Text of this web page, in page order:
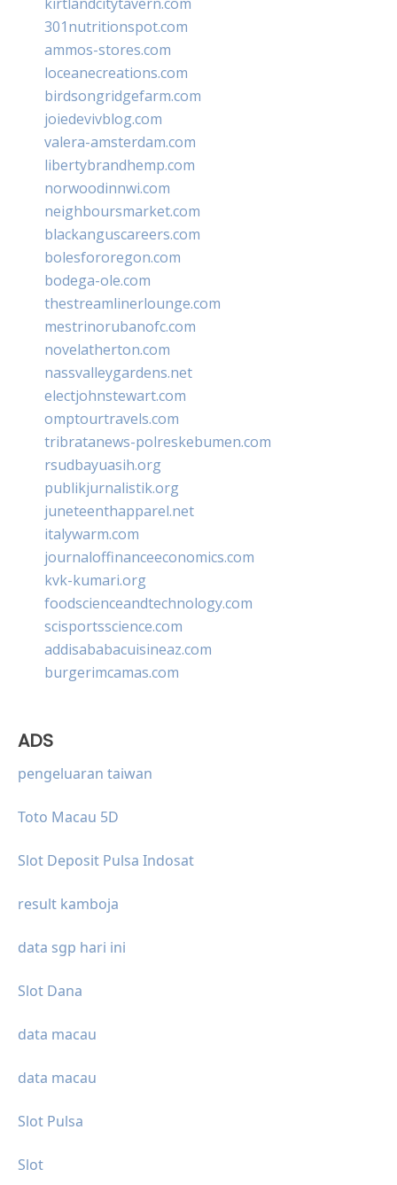
301nutritionspot.com
ammos-stores.com
loceanecreations.com
birdsongridgefarm.com
joiedevivblog.com
valera-amsterdam.com
libertybrandhemp.com
norwoodinnwi.com
neighboursmarket.com
blackanguscareers.com
bolesfororegon.com
bodega-ole.com
thestreamlinerlounge.com
mestrinorubanofc.com
novelatherton.com
nassvalleygardens.net
electjohnstewart.com
omptourtravels.com
tribratanews-polreskebumen.com
rsudbayuasih.org
publikjurnalistik.org
juneteenthapparel.net
italywarm.com
journaloffinanceeconomics.com
kvk-kumari.org
foodscienceandtechnology.com
scisportsscience.com
addisababacuisineaz.com
burgerimcamas.com
ADS
pengeluaran taiwan
Toto Macau 5D
Slot Deposit Pulsa Indosat
result kamboja
data sgp hari ini
Slot Dana
data macau
data macau
Slot Pulsa
Slot